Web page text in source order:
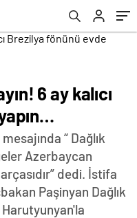
6 ay kalıcı
“ Dağlık
Azerbaycan
dedi. İstifa
Paşinyan Dağlık